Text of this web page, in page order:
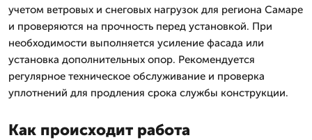
учетом ветровых и снеговых нагрузок для региона Самаре
и проверяются на прочность перед установкой. При
необходимости выполняется усиление фасада или
установка дополнительных опор. Рекомендуется
регулярное техническое обслуживание и проверка
уплотнений для продления срока службы конструкции.
Как происходит работа